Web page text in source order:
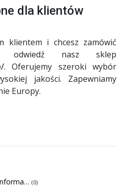
dla klientów
klientem i chcesz zamówić
odwiedź nasz sklep
. Oferujemy szeroki wybór
jakości. Zapewniamy
Europy.
(0)